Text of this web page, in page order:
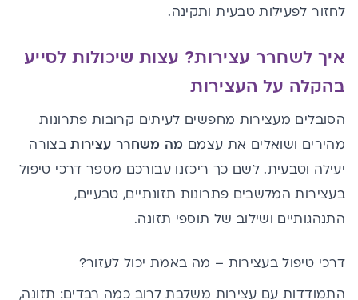
לחזור לפעילות טבעית ותקינה.
איך לשחרר עצירות? עצות שיכולות לסייע
בהקלה על העצירות
הסובלים מעצירות מחפשים לעיתים קרובות פתרונות
מהירים ושואלים את עצמם מה משחרר עצירותבצורה
יעילה וטבעית. לשם כך ריכזנו עבורכם מספר דרכי טיפול
בעצירות המלשבים פתרונות תזונתיים, טבעיים,
התנהגותיים ושילוב של תוספי תזונה.
דרכי טיפול בעצירות – מה באמת יכול לעזור?
התמודדות עם עצירות משלבת לרוב כמה רבדים: תזונה,